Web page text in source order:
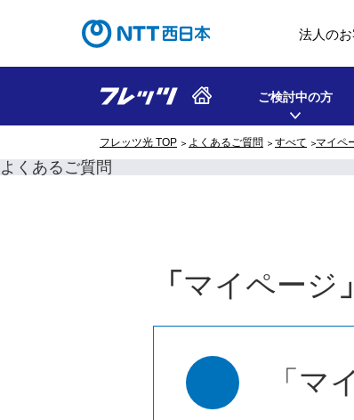
法人のお
ご検討中の方
フレッツ光 TOP よくあるご質問 すべて マイペ
よくあるご質問
「 マイページ
「マ